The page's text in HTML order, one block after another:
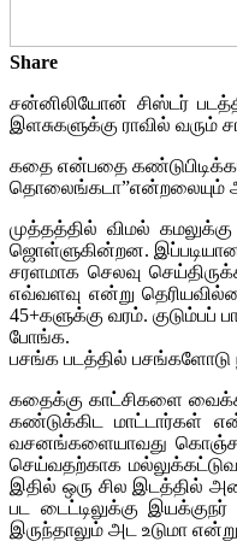
Share
சன்னிலியோன் சிஸ்டர்
இளசுகளுக்கு ராவில் வரும்
கதை என்பதை
தொலைங்கடா”என்றலையும்
முத்தத்தில் விமல்
ஜொள்ளுகின்றன.
சரளமாக செலவு
எவ்வளவு என்று
45+களுக்கு வரம்.
போங்க.
பசங்க படத்தில் பசங்களோடு
கதைக்கு காட்சிகளை
கண்டுக்கிட மாட்டார்கள்
வசனங்களையாவது கொஞ்சம்
செய்வதற்காக
இதில் ஒரு சில இடத்தில்
பட டைட்டிலுக்கு
இருந்தாலும் அட உடுமா